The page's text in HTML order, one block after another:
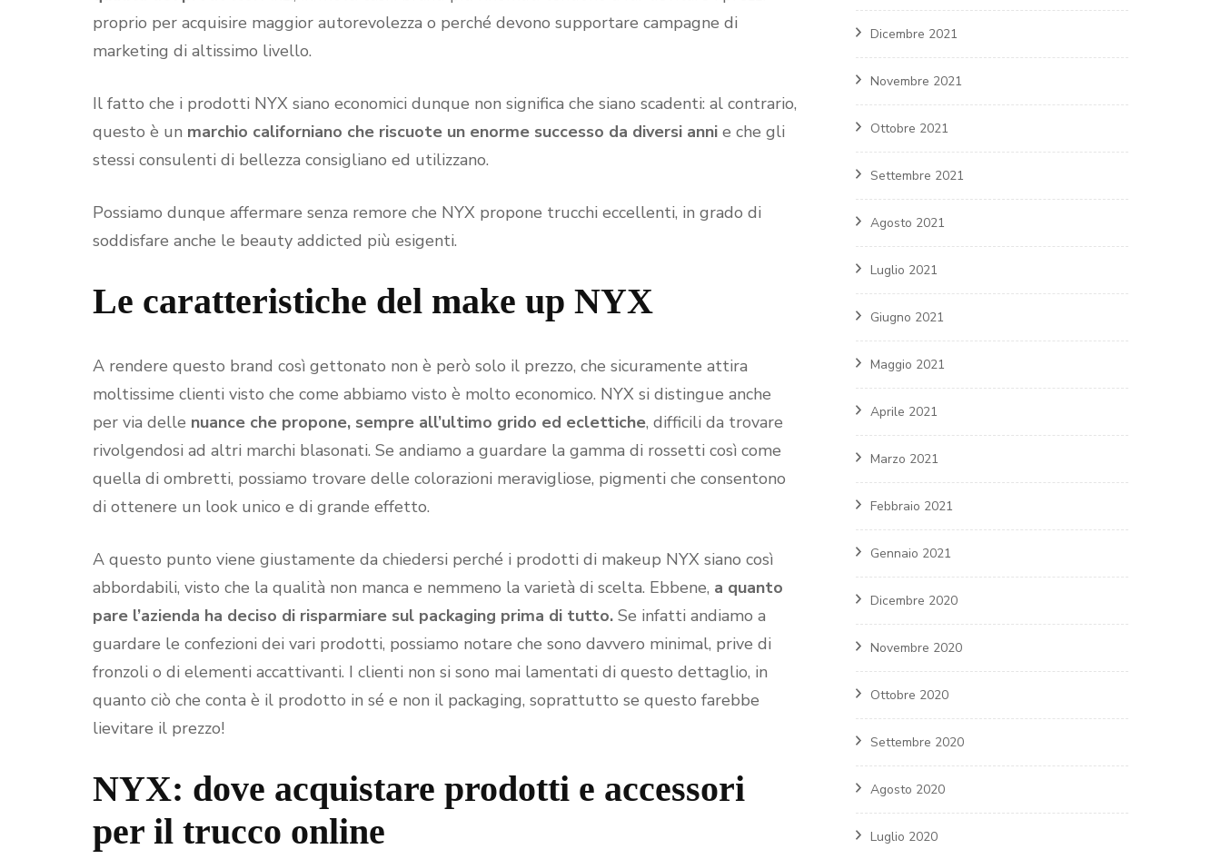
proprio per acquisire maggior autorevolezza o perché devono supportare campagne di
marketing di altissimo livello.
Il fatto che i prodotti NYX siano economici dunque non significa che siano scadenti: al contrario,
questo è un marchio californiano che riscuote un enorme successo da diversi anni e che gli
stessi consulenti di bellezza consigliano ed utilizzano.
Possiamo dunque affermare senza remore che NYX propone trucchi eccellenti, in grado di
soddisfare anche le beauty addicted più esigenti.
Le caratteristiche del make up NYX
A rendere questo brand così gettonato non è però solo il prezzo, che sicuramente attira
moltissime clienti visto che come abbiamo visto è molto economico. NYX si distingue anche
per via delle nuance che propone, sempre all’ultimo grido ed eclettiche, difficili da trovare
rivolgendosi ad altri marchi blasonati. Se andiamo a guardare la gamma di rossetti così come
quella di ombretti, possiamo trovare delle colorazioni meravigliose, pigmenti che consentono
di ottenere un look unico e di grande effetto.
A questo punto viene giustamente da chiedersi perché i prodotti di makeup NYX siano così
abbordabili, visto che la qualità non manca e nemmeno la varietà di scelta. Ebbene, a quanto
pare l’azienda ha deciso di risparmiare sul packaging prima di tutto. Se infatti andiamo a
guardare le confezioni dei vari prodotti, possiamo notare che sono davvero minimal, prive di
fronzoli o di elementi accattivanti. I clienti non si sono mai lamentati di questo dettaglio, in
quanto ciò che conta è il prodotto in sé e non il packaging, soprattutto se questo farebbe
lievitare il prezzo!
NYX: dove acquistare prodotti e accessori
per il trucco online
Dicembre 2021
Novembre 2021
Ottobre 2021
Settembre 2021
Agosto 2021
Luglio 2021
Giugno 2021
Maggio 2021
Aprile 2021
Marzo 2021
Febbraio 2021
Gennaio 2021
Dicembre 2020
Novembre 2020
Ottobre 2020
Settembre 2020
Agosto 2020
Luglio 2020